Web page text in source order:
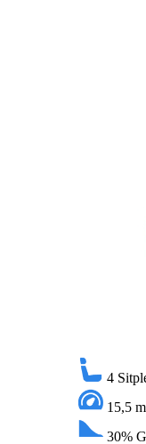
4
15,5
30%